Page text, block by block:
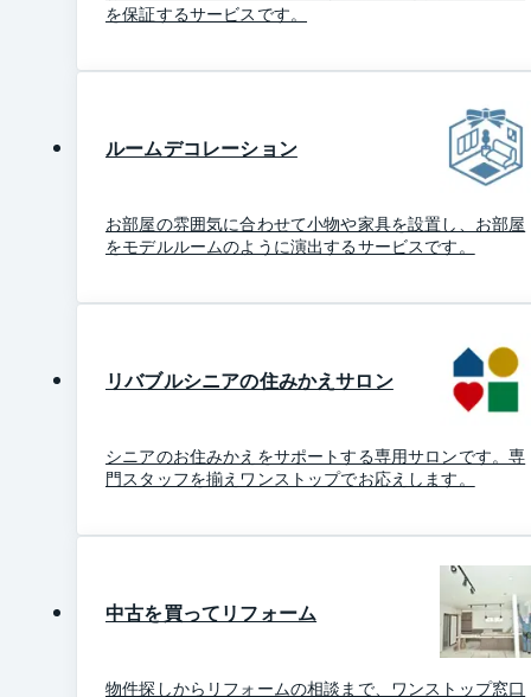
を保証するサービスです。
ルームデコレーション
お部屋の雰囲気に合わせて小物や家具を設置し、お部屋
をモデルルームのように演出するサービスです。
リバブルシニアの住みかえサロン
シニアのお住みかえをサポートする専用サロンです。専
門スタッフを揃えワンストップでお応えします。
中古を買ってリフォーム
物件探しからリフォームの相談まで、ワンストップ窓口